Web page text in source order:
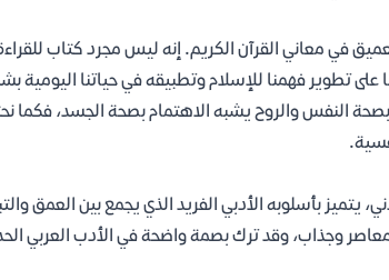
في معاني القرآن الكريم. إنه ليس مجرد كتاب
على تطوير فهمنا للإسلام وتطبيقه في حياتنا اليومية
النفس والروح يشبه الاهتمام بصحة الجسد، فكما
يتميز بأسلوبه الأدبي الفريد الذي يجمع بين العمق
معاصر وجذاب، وقد ترك بصمة واضحة في الأدب العربي